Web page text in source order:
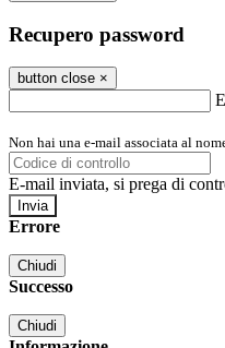
Recupero password
button close ×
Non hai una e-mail associata al
E-mail inviata, si prega di
Errore
Chiudi
Successo
Chiudi